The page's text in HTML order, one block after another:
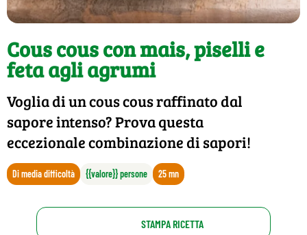
Cous cous con mais, piselli e
feta agli agrumi
Voglia di un cous cous raffinato dal
sapore intenso? Prova questa
eccezionale combinazione di sapori!
Di media difficoltà {{valore}} persone 25 mn
STAMPA RICETTA